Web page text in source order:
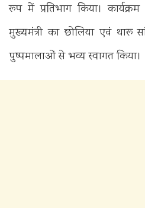
रूप में प्रतिभाग किया।
मुख्यमंत्री का छोलिया एवं थारू
पुष्पमालाओं से भव्य स्वागत किया।